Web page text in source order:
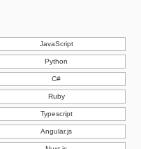
JavaScript
Python
C#
Ruby
Typescript
Angular.js